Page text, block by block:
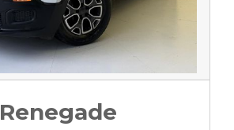
Renegade